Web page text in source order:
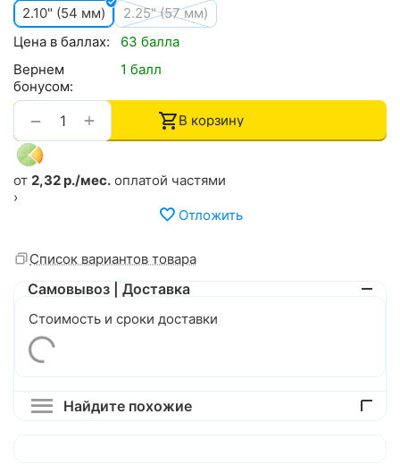
2.10" (54 мм)
2.25" (57 мм)
Цена в баллах:
63 балла
Вернем
бонусом:
1 балл
+
− В корзину
от 2,32 р./мес. оплатой частями
›
Отложить
Список вариантов товара
Самовывоз | Доставка
Стоимость и сроки доставки
Найдите похожие